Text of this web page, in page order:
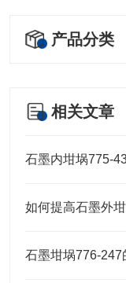
产品分类
相关文章
石墨内坩埚775-
如何提高石墨外
石墨坩埚776-247